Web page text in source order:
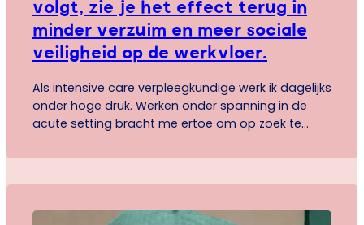
volgt, zie je het effect terug in
minder verzuim en meer sociale
veiligheid op de werkvloer.
Als intensive care verpleegkundige werk ik dagelijks
onder hoge druk. Werken onder spanning in de
acute setting bracht me ertoe om op zoek te
hoe ik functioneer, zodat ik bewuster kon reageren